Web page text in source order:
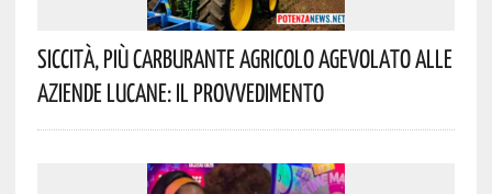
Siccità, Più Carburante Agricolo Agevolato Alle
Aziende Lucane: Il Provvedimento